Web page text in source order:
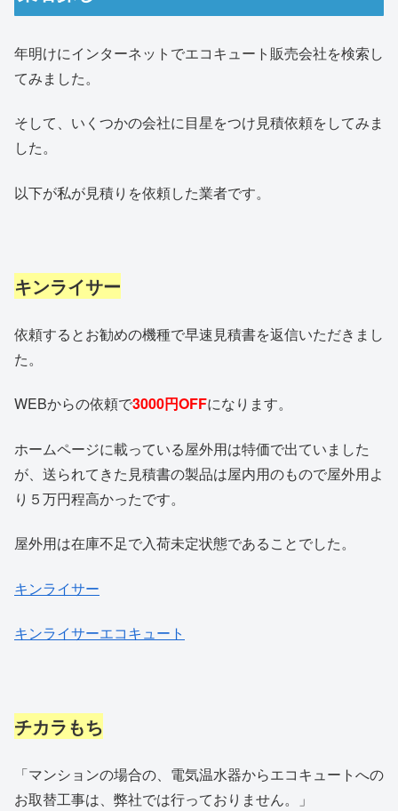
年明けにインターネットでエコキュート販売会社を検索し
てみました。
そして、いくつかの会社に目星をつけ見積依頼をしてみま
した。
以下が私が見積りを依頼した業者です。
キンライサー
依頼するとお勧めの機種で早速見積書を返信いただきまし
た。
WEBからの依頼で3000円OFFになります。
ホームページに載っている屋外用は特価で出ていました
が、送られてきた見積書の製品は屋内用のもので屋外用よ
り５万円程高かったです。
屋外用は在庫不足で入荷未定状態であることでした。
キンライサー
キンライサーエコキュート
チカラもち
「マンションの場合の、電気温水器からエコキュートへの
お取替工事は、弊社では行っておりません。」